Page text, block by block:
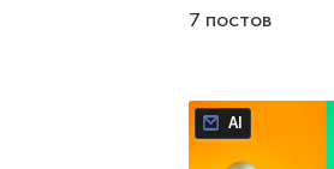
7 постов
AI